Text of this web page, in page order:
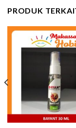
PRODUK